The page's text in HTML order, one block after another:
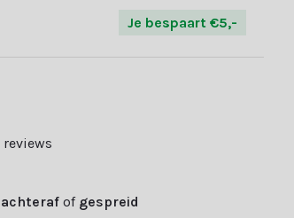
Je bespaart €5,-
reviews
achteraf of gespreid